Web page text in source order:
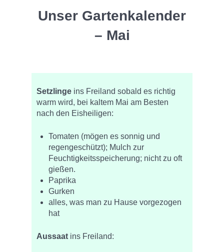
Unser Gartenkalender
– Mai
Setzlinge ins Freiland sobald es richtig
warm wird, bei kaltem Mai am Besten
nach den Eisheiligen:
Tomaten (mögen es sonnig und
regengeschützt); Mulch zur
Feuchtigkeitsspeicherung; nicht zu oft
gießen.
Paprika
Gurken
alles, was man zu Hause vorgezogen
hat
Aussaat ins Freiland: